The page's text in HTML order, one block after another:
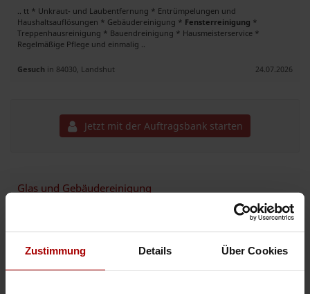
Zustimmung Details Über Cookies
.. tt * Unkraut- und Laubentfernung * Entrümpelungen und
Haushaltsauflösungen * Gebäudereinigung * Fensterreinigung *
Treppenhausreinigung * Bauendreinigung * Hausmeisterservice *
Regelmäßige Pflege und einmalig ..
Gesuch in 84030, Landshut 24.07.2026
Jetzt mit der Auftragsbank starten
Glas und Gebäudereinigung
.. sdienstleistungen mit viel Sorgfalt und Verantwortung an. Unsere
Leistungen: * Büroreinigung * Treppenhausreinigung * Glas- und
Fensterreinigung* Praxis- und Gewerbereinigung * Grund- und
Gesuchin 47053, Duisburg